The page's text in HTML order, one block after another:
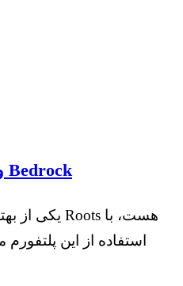
لذت Deploy وردپرس با Bedrock
استفاده از این